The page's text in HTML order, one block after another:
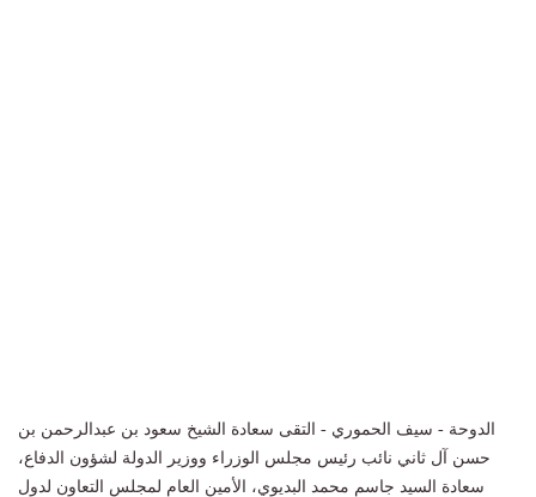
الدوحة - سيف الحموري - التقى سعادة الشيخ سعود بن عبدالرحمن بن
حسن آل ثاني نائب رئيس مجلس الوزراء ووزير الدولة لشؤون الدفاع،
سعادة السيد جاسم محمد البديوي، الأمين العام لمجلس التعاون لدول